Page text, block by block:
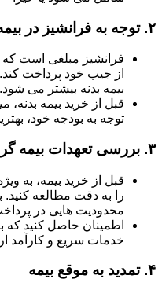
۲. توجه به فرانشیز در
فرانشیز مبلغی است که
از جیب خود پرداخت
بیمه بدنه بیشتر می شود.
قبل از خرید بیمه بدنه،
توجه به بودجه خود،
۳. بررسی تعهدات بیمه گر
قبل از خرید بیمه، به
را به دقت مطالعه
محدودیت هایی در
اطمینان حاصل کنید که
خدمات سریع و کارآمد
۴. تمدید به موقع بیمه